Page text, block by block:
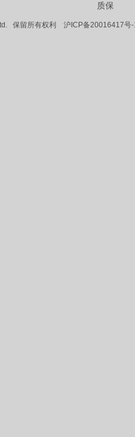
质保
保留所有权利 沪ICP备20016417号